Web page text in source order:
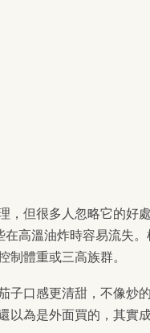
，但很多人忽略它的好
高溫油炸時容易流失
制體重或三高族群。
子口感更清甜，不像炒
以為是外面買的，其實